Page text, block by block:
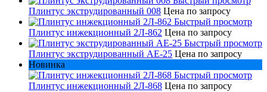
Плинтус экструдированный 008 Цена по запросу
Быстрый просмотр
Плинтус инжекционный 2Л-862 Цена по запросу
Быстрый просмотр
Плинтус экструдированный AE-25 Цена по запросу
Новинка
Быстрый просмотр
Плинтус инжекционный 2Л-868 Цена по запросу